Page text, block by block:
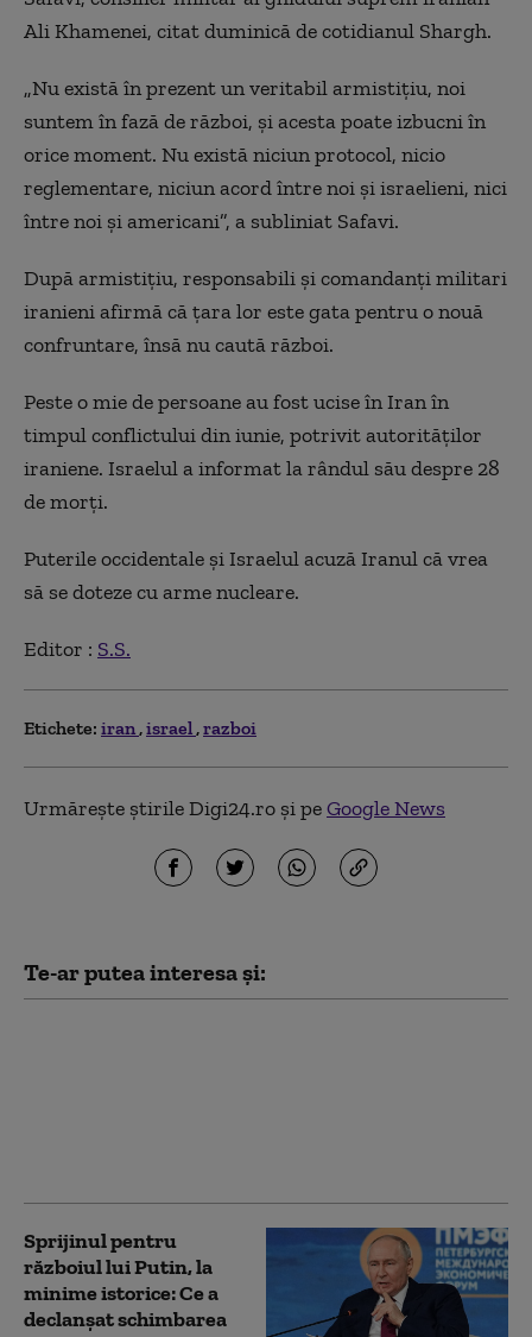
Ali Khamenei, citat duminică de cotidianul Shargh.
„Nu există în prezent un veritabil armistiţiu, noi
suntem în fază de război, şi acesta poate izbucni în
orice moment. Nu există niciun protocol, nicio
reglementare, niciun acord între noi şi israelieni, nici
între noi şi americani”, a subliniat Safavi.
După armistiţiu, responsabili şi comandanţi militari
iranieni afirmă că ţara lor este gata pentru o nouă
confruntare, însă nu caută război.
Peste o mie de persoane au fost ucise în Iran în
timpul conflictului din iunie, potrivit autorităţilor
iraniene. Israelul a informat la rândul său despre 28
de morţi.
Puterile occidentale şi Israelul acuză Iranul că vrea
să se doteze cu arme nucleare.
Editor : S.S.
Etichete: iran israel razboi
Urmărește știrile Digi24.ro și peGoogle News
Te-ar putea interesa și:
Sprijinul pentru
războiul lui Putin, la
minime istorice: Ce a
declanșat schimbarea